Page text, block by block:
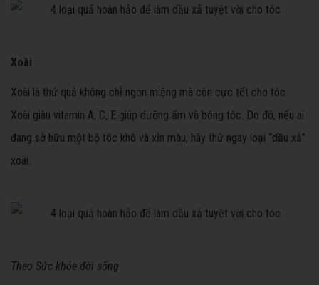
Xoài
Xoài là thứ quả không chỉ ngon miệng mà còn cực tốt cho tóc.
Xoài giàu vitamin A, C, E giúp dưỡng ẩm và bóng tóc. Do đó, nếu ai
đang sở hữu một bộ tóc khô và xỉn màu, hãy thử ngay loại “dầu xả”
xoài.
Theo Sức khỏe đời sống